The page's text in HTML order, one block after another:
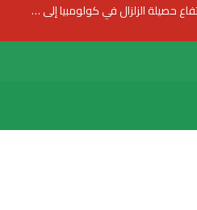
ارتفاع حصيلة الزلزال في كولومبيا إلى 69 قتيلا